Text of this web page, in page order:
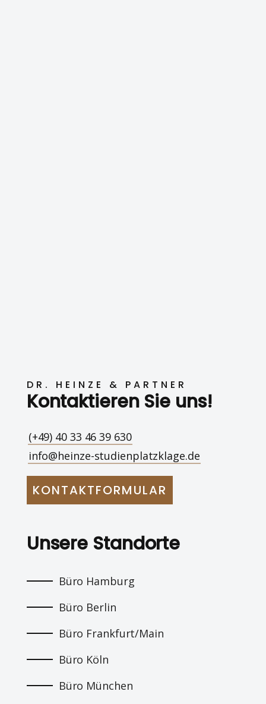
DR. HEINZE & PARTNER
Kontaktieren Sie uns!
(+49) 40 33 46 39 630
info@heinze-studienplatzklage.de
KONTAKTFORMULAR
Unsere Standorte
Büro Hamburg
Büro Berlin
Büro Frankfurt/Main
Büro Köln
Büro München